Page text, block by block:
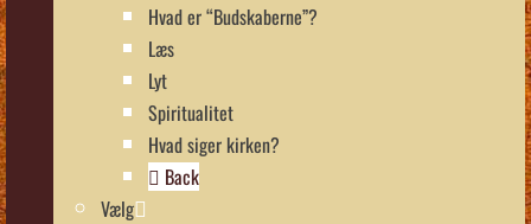
Hvad er “Budskaberne”?
Læs
Lyt
Spiritualitet
Hvad siger kirken?
Back
Vælg